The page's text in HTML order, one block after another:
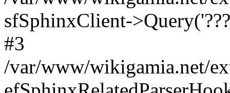
sfSphinxClient-
#3
/var/www/wikigamia.net/